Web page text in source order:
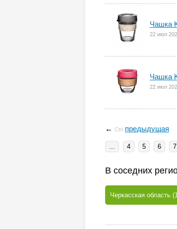
Чашка
22 июл
Чашка
22 июл
← Ctrl предыдущая
... 4 5 6 7
В соседних
Черкасская область